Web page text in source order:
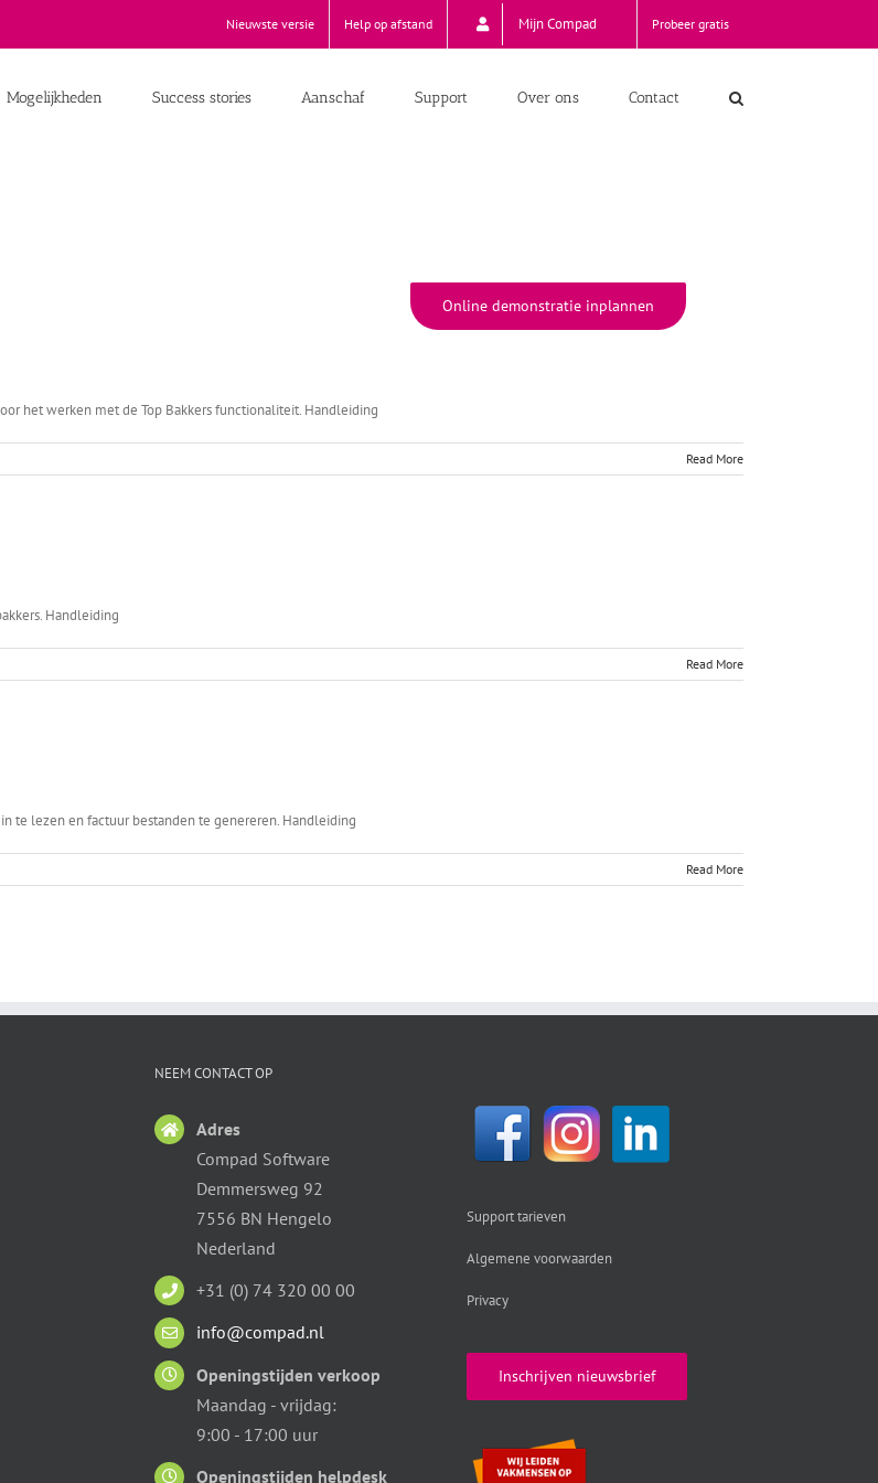
Nieuwste versie Help op afstand Mijn Compad Probeer gratis
Mogelijkheden Success stories Aanschaf Support Over ons Contact
Online demonstratie inplannen
het werken met de Top Bakkers functionaliteit. Handleiding
Read More
Handleiding
Read More
te lezen en factuur bestanden te genereren. Handleiding
Read More
NEEM CONTACT OP
Adres
Compad Software
Demmersweg 92
7556 BN Hengelo
Nederland
+31 (0) 74 320 00 00
info@compad.nl
Openingstijden verkoop
Maandag - vrijdag:
9:00 - 17:00 uur
Openingstijden helpdesk
Support tarieven
Algemene voorwaarden
Privacy
Inschrijven nieuwsbrief